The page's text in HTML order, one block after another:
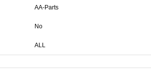
AA-Parts
No
ALL